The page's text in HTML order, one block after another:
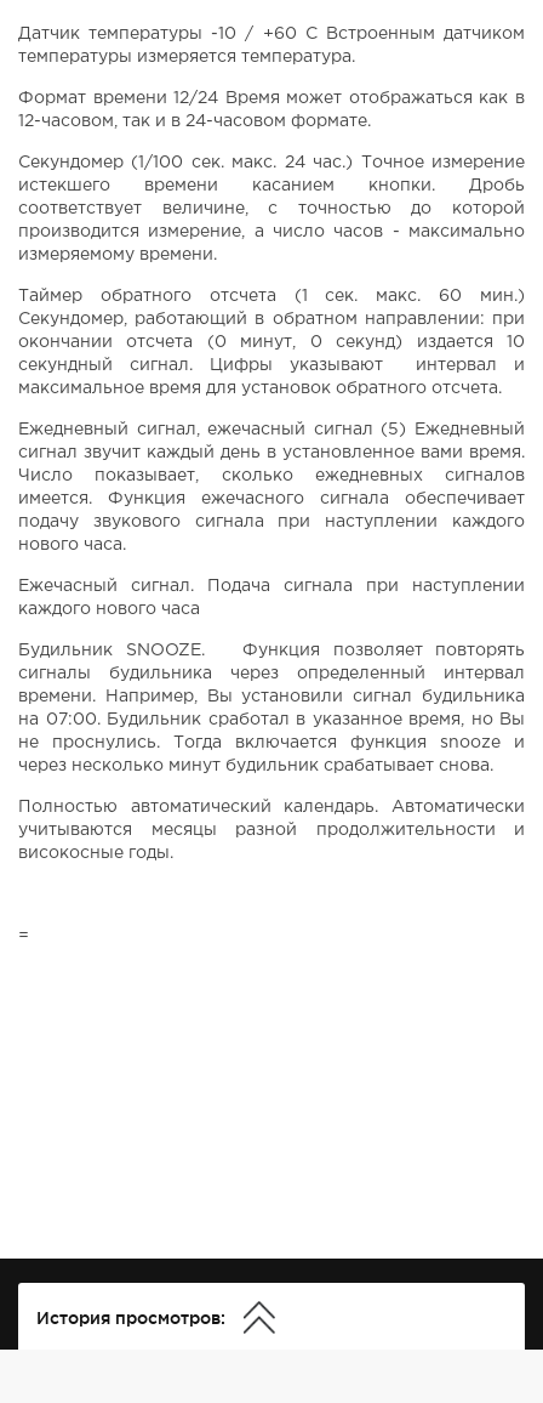
Датчик температуры -10 / +60 С Встроенным датчиком
температуры измеряется температура.
Формат времени 12/24 Время может отображаться как в
12-часовом, так и в 24-часовом формате.
Секундомер (1/100 сек. макс. 24 час.) Точное измерение
истекшего времени касанием кнопки. Дробь
соответствует величине, с точностью до которой
производится измерение, а число часов - максимально
измеряемому времени.
Таймер обратного отсчета (1 сек. макс. 60 мин.)
Секундомер, работающий в обратном направлении: при
окончании отсчета (0 минут, 0 секунд) издается 10
секундный сигнал. Цифры указывают интервал и
максимальное время для установок обратного отсчета.
Ежедневный сигнал, ежечасный сигнал (5) Ежедневный
сигнал звучит каждый день в установленное вами время.
Число показывает, сколько ежедневных сигналов
имеется. Функция ежечасного сигнала обеспечивает
подачу звукового сигнала при наступлении каждого
нового часа.
Ежечасный сигнал. Подача сигнала при наступлении
каждого нового часа
Будильник SNOOZE. Функция позволяет повторять
сигналы будильника через определенный интервал
времени. Например, Вы установили сигнал будильника
на 07:00. Будильник сработал в указанное время, но Вы
не проснулись. Тогда включается функция snooze и
через несколько минут будильник срабатывает снова.
Полностью автоматический календарь. Автоматически
учитываются месяцы разной продолжительности и
високосные годы.
=
История просмотров: